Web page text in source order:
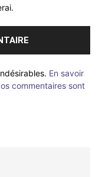
En savoir
commentaires sont